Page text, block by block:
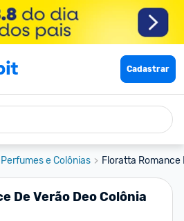
Cadastrar
Perfumes e Colônias Floratta Romance
De Verão Deo Colônia